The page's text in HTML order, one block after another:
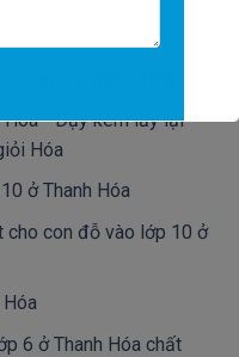
Gia sư Thanh Hóa
Hóa - Dạy kèm lấy lại
Hóa
ở Thanh Hóa
cho con đỗ vào lớp 10 ở
6 ở Thanh Hóa chất